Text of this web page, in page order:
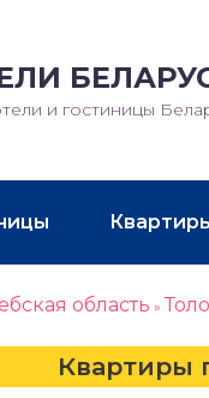
и гостиницы
область »
Квартиры